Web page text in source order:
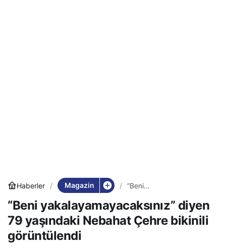
Haberler Magazin
“Beni
diyen 79 yaşındaki
Nebahat Çehre bikinili
görüntülendi
“Beni yakalayamayacaksınız” diyen
79 yaşındaki Nebahat Çehre bikinili
görüntülendi